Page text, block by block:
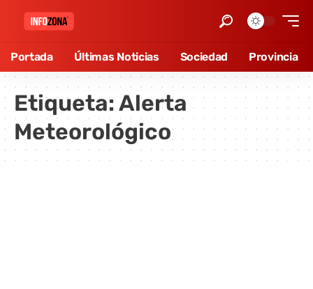
Portada Últimas Noticias Sociedad Provincia
Etiqueta: Alerta
Meteorológico